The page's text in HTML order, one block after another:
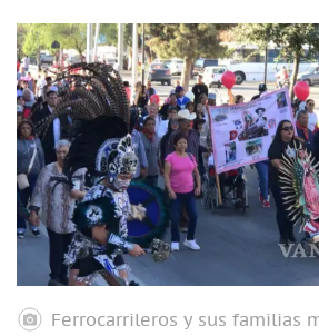
Ferrocarrileros y sus familias